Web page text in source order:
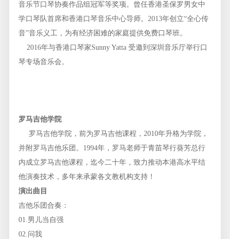
音乐节口琴协奏作品组冠军等奖项。曾任香港圣保罗男女中
学口琴队首席和香港口琴音乐中心导师。2013年创立“全心传
音”音乐义工，为有经济困难的家庭提供免费口琴班。
2016年与香港口琴家Sunny Yatta 受邀到深圳音乐厅举行口
琴专场音乐会。
罗马吉他学院
罗马吉他学院，前为罗马吉他课程，2010年升格为学院，
并附罗马吉他乐团。1994年，罗马老师于青苗琴行葵芳总行
内成立罗马吉他课程，迄今二十年，致力推动本港高水平结
他演奏技术，多年来承蒙各文教机构支持！
演出曲目
吉他乐团合奏：
01.男儿当自强
02.问我